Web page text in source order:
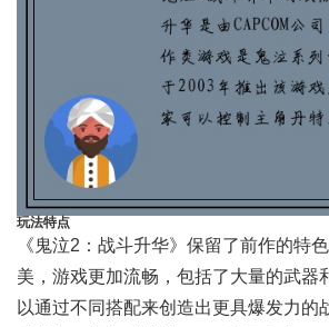
玩法特点
《鬼泣2：战斗升华》保留了前作的特
美，游戏更加流畅，包括了大量的武器
以通过不同搭配来创造出更具爆发力的